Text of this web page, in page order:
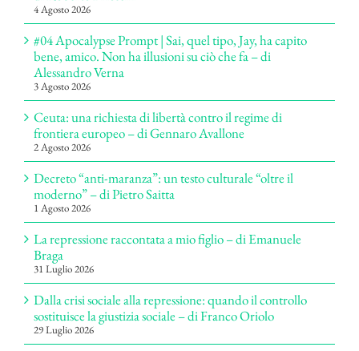
4 Agosto 2026
#04 Apocalypse Prompt | Sai, quel tipo, Jay, ha capito
bene, amico. Non ha illusioni su ciò che fa – di
Alessandro Verna
3 Agosto 2026
Ceuta: una richiesta di libertà contro il regime di
frontiera europeo – di Gennaro Avallone
2 Agosto 2026
Decreto “anti-maranza”: un testo culturale “oltre il
moderno” – di Pietro Saitta
1 Agosto 2026
La repressione raccontata a mio figlio – di Emanuele
Braga
31 Luglio 2026
Dalla crisi sociale alla repressione: quando il controllo
sostituisce la giustizia sociale – di Franco Oriolo
29 Luglio 2026